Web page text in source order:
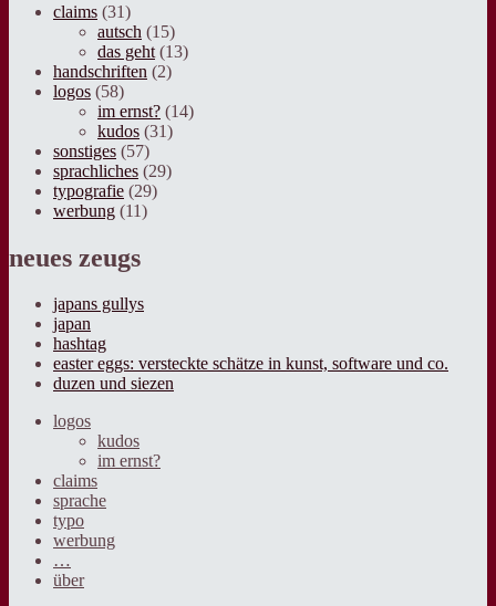
claims (31)
autsch (15)
das geht (13)
handschriften (2)
logos (58)
im ernst? (14)
kudos (31)
sonstiges (57)
sprachliches (29)
typografie (29)
werbung (11)
neues zeugs
japans gullys
japan
hashtag
easter eggs: versteckte schätze in kunst, software und co.
duzen und siezen
logos
kudos
im ernst?
claims
sprache
typo
werbung
…
über